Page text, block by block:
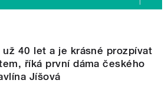
už 40 let a je krásné prozpívat
říká první dáma českého
Jíšová